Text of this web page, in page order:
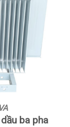
ba pha